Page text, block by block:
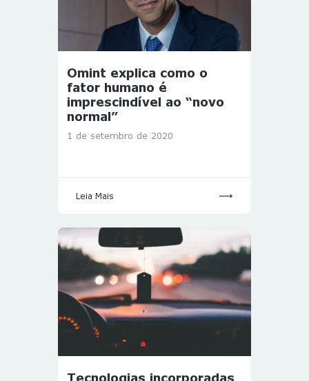
Omint explica como o
fator humano é
imprescindível ao “novo
normal”
1 de setembro de 2020
Leia Mais
Tecnologias incorporadas